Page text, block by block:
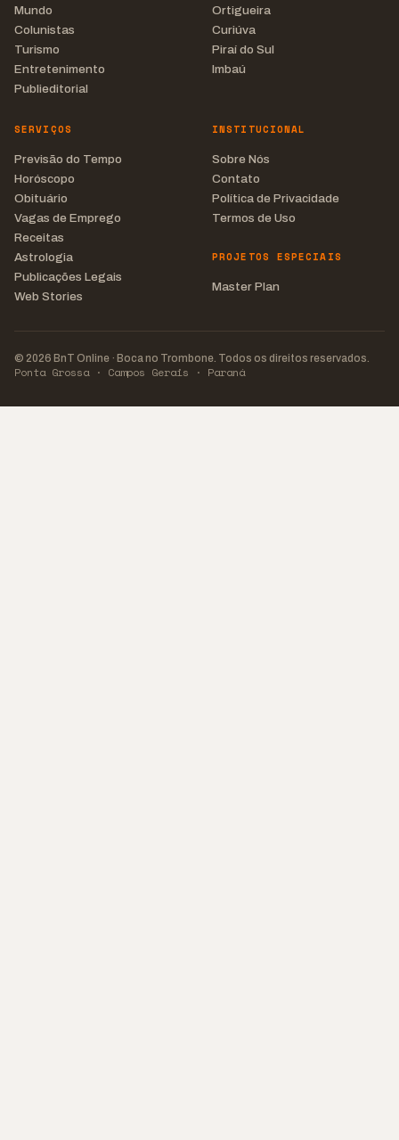
Mundo
Colunistas
Turismo
Entretenimento
Publieditorial
Ortigueira
Curiúva
Piraí do Sul
Imbaú
SERVIÇOS
Previsão do Tempo
Horóscopo
Obituário
Vagas de Emprego
Receitas
Astrologia
Publicações Legais
Web Stories
INSTITUCIONAL
Sobre Nós
Contato
Política de Privacidade
Termos de Uso
PROJETOS ESPECIAIS
Master Plan
© 2026 BnT Online · Boca no Trombone. Todos os direitos reservados.
Ponta Grossa · Campos Gerais · Paraná